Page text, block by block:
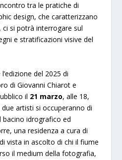
tra le pratiche di
design, che caratterizzano
si potrà interrogare sul
e stratificazioni visive del
del 2025 di
di Giovanni Chiarot e
il 21 marzo, alle 18,
artisti si occuperanno di
bacino idrografico ed
una residenza a cura di
vista in ascolto di chi il fiume
il medium della fotografia,